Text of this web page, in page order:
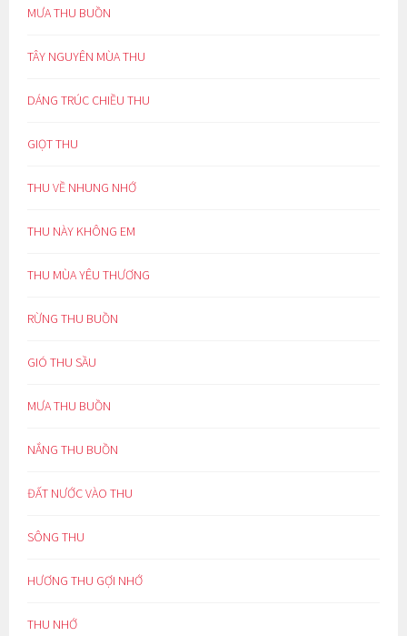
MƯA THU BUỒN
TÂY NGUYÊN MÙA THU
DÁNG TRÚC CHIỀU THU
GIỌT THU
THU VỀ NHUNG NHỚ
THU NÀY KHÔNG EM
THU MÙA YÊU THƯƠNG
RỪNG THU BUỒN
GIÓ THU SẦU
MƯA THU BUỒN
NẮNG THU BUỒN
ĐẤT NƯỚC VÀO THU
SÔNG THU
HƯƠNG THU GỢI NHỚ
THU NHỚ